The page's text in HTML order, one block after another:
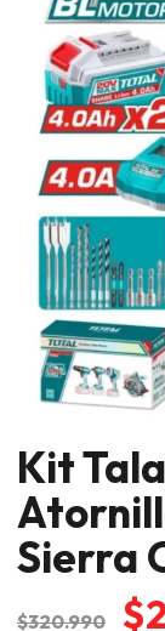
Kit
Sierra
$320.990
El
$